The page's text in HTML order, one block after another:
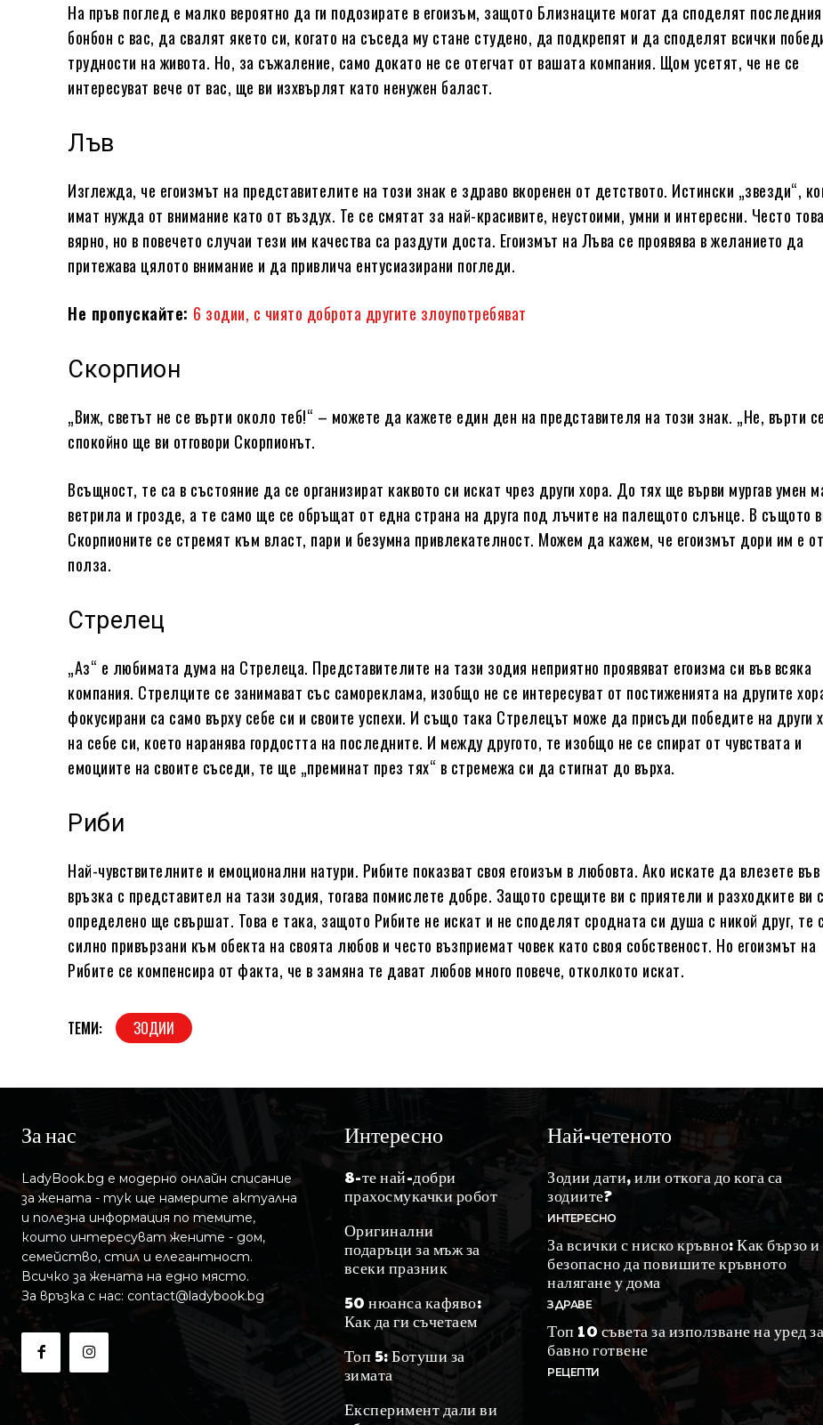
На пръв поглед е малко вероятно да ги подозирате в егоизъм, защото Близнаците могат да споделят последния
бонбон с вас, да свалят якето си, когато на съседа му стане студено, да подкрепят и да споделят всички
трудности на живота. Но, за съжаление, само докато не се отегчат от вашата компания. Щом усетят, че не се
интересуват вече от вас, ще ви изхвърлят като ненужен баласт.
Лъв
Изглежда, че егоизмът на представителите на този знак е здраво вкоренен от детството. Истински „звезди“,
имат нужда от внимание като от въздух. Те се смятат за най-красивите, неустоими, умни и интересни. Често
вярно, но в повечето случаи тези им качества са раздути доста. Егоизмът на Лъва се проявява в желанието да
притежава цялото внимание и да привлича ентусиазирани погледи.
Не пропускайте: 6 зодии, с чиято доброта другите злоупотребяват
Скорпион
„Виж, светът не се върти около теб!“ – можете да кажете един ден на представителя на този знак. „Не, върти
спокойно ще ви отговори Скорпионът.
Всъщност, те са в състояние да се организират каквото си искат чрез други хора. До тях ще върви мургав умен
ветрила и грозде, а те само ще се обръщат от една страна на друга под лъчите на палещото слънце. В същото
Скорпионите се стремят към власт, пари и безумна привлекателност. Можем да кажем, че егоизмът дори им е от
полза.
Стрелец
„Аз“ е любимата дума на Стрелеца. Представителите на тази зодия неприятно проявяват егоизма си във всяка
компания. Стрелците се занимават със самореклама, изобщо не се интересуват от постиженията на другите
фокусирани са само върху себе си и своите успехи. И също така Стрелецът може да присъди победите на други
на себе си, което наранява гордостта на последните. И между другото, те изобщо не се спират от чувствата и
емоциите на своите съседи, те ще „преминат през тях“ в стремежа си да стигнат до върха.
Риби
Най-чувствителните и емоционални натури. Рибите показват своя егоизъм в любовта. Ако искате да влезете във
връзка с представител на тази зодия, тогава помислете добре. Защото срещите ви с приятели и разходките ви
определено ще свършат. Това е така, защото Рибите не искат и не споделят сродната си душа с никой друг, те
силно привързани към обекта на своята любов и често възприемат човек като своя собственост. Но егоизмът на
Рибите се компенсира от факта, че в замяна те дават любов много повече, отколкото искат.
ТЕМИ: ЗОДИИ
За нас
LadyBook.bg е модерно онлайн списание
за жената - тук ще намерите актуална
и полезна информация по темите,
които интересуват жените - дом,
семейство, стил и елегантност.
Всичко за жената на едно място.
За връзка с нас: contact@ladybook.bg
Интересно
8-те най-добри
прахосмукачки робот
Оригинални
подаръци за мъж за
всеки празник
50 нюанса кафяво:
Как да ги съчетаем
Топ 5: Ботуши за
зимата
Експеримент дали ви
Най-четеното
Зодии дати, или откога до кога са
зодиите?
ИНТЕРЕСНО
За всички с ниско кръвно: Как бързо и
безопасно да повишите кръвното
налягане у дома
ЗДРАВЕ
Топ 10 съвета за използване на уред за
бавно готвене
РЕЦЕПТИ